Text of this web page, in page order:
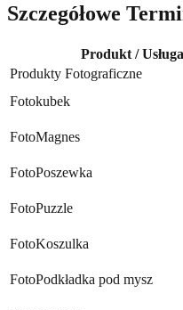
Szczegółowe
Produkt / Usługa
Produkty Fotograficzne
Fotokubek
FotoMagnes
FotoPoszewka
FotoPuzzle
FotoKoszulka
FotoPodkładka pod mysz